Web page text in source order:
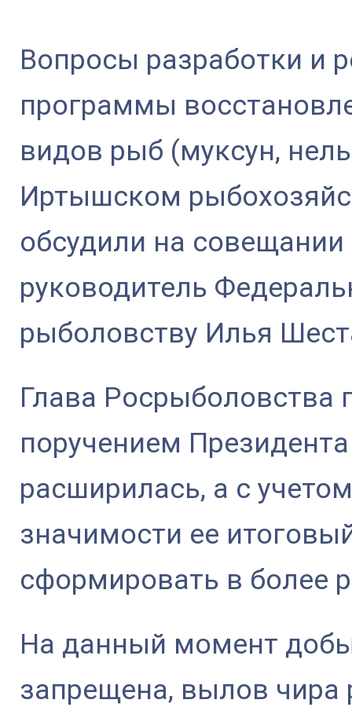
Вопросы разработки и
программы
видов рыб (муксун,
Иртышском
обсудили на
руководитель
рыболовству Илья
Глава Росрыболовства
поручением
расширилась, а с
значимости ее
сформировать в более
На данный момент
запрещена, вылов чира